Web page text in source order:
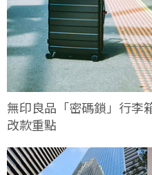
無印良品「密碼鎖」行李
改款重點